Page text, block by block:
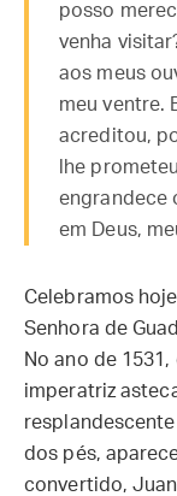
posso
venha
aos meus
meu ventre.
acreditou,
lhe
engrandece
em Deus,
Celebramos
Senhora de
No ano de
imperatriz
dos pés,
convertido,